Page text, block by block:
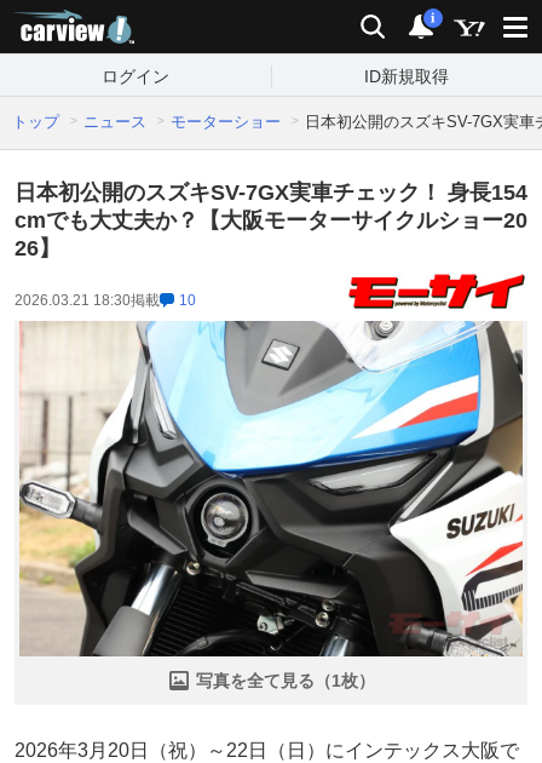
検索 通知
i
ログイン ID新規取得
トップ ニュース モーターショー 日本初公開のスズキSV-7GX実
日本初公開のスズキSV-7GX実車チェック！ 身長154
cmでも大丈夫か？【大阪モーターサイクルショー20
26】
2026.03.21 18:30掲載 10
写真を全て見る（1枚）
2026年3月20日（祝）～22日（日）にインテックス大阪で